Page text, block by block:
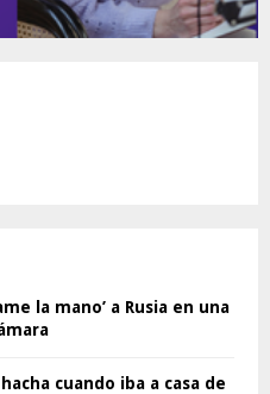
la mano’ a Rusia en una
cuando iba a casa de